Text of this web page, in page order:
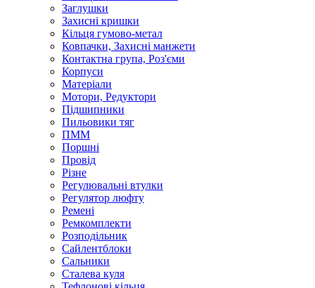
Заглушки
Захисні кришки
Кільця гумово-метал
Ковпачки, Захисні манжети
Контактна група, Роз'єми
Корпуси
Матеріали
Мотори, Редуктори
Підшипники
Пильовики тяг
ПММ
Поршні
Провід
Різне
Регулювальні втулки
Регулятор люфту
Ремені
Ремкомплекти
Розподільник
Сайлентблоки
Сальники
Сталева куля